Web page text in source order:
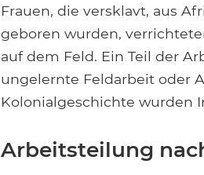
Frauen, die versklavt, aus
geboren wurden,
auf dem Feld. Ein Teil der
ungelernte Feldarbeit oder
Kolonialgeschichte wurden
Arbeitsteilung